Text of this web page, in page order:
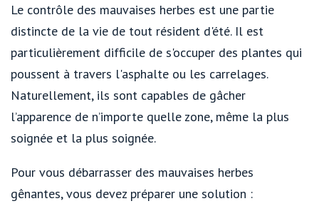
Le contrôle des mauvaises herbes est une partie
distincte de la vie de tout résident d'été. Il est
particulièrement difficile de s'occuper des plantes qui
poussent à travers l'asphalte ou les carrelages.
Naturellement, ils sont capables de gâcher
l’apparence de n’importe quelle zone, même la plus
soignée et la plus soignée.
Pour vous débarrasser des mauvaises herbes
gênantes, vous devez préparer une solution :